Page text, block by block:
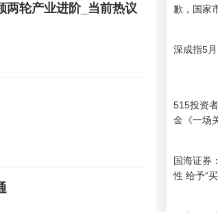
两轮产业进阶_当前热议
歉，国家
深成指5
515投资
金《一场
国海证券
性 给予“